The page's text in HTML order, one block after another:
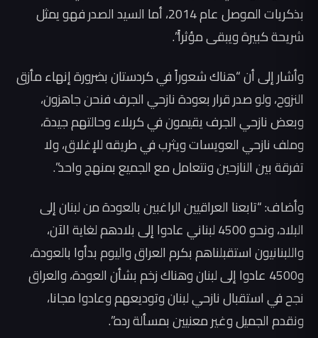
بذكريات الموصل عام 2014، أما السيد الصدر فهو يمثل
شريحة كبيرة ويبقى مؤثراً”.
وأشار إلى أن “هناك شعوراً في كردستان بضرورة إنهاء مأزق
النزوح، ولو صدر قرار بعودة نازحي الجرف فنحن جاهزون،
وبعض نازحي الجرف يقيمون في كربلاء وحالتهم جيدة،
وملف نازحي العويسات ويثرب في طريقه للإغلاق، ولا
تفرقة بين النازحين ونتعامل مع الجميع بمنهج واحد”.
وأضاف: “تابعنا العراقيين الراغبين بالعودة من لبنان إلى
البلاد، ونحو 4500 لبناني عادوا إلى بلادهم لغاية الآن،
واللبنانيون استقبلناهم بكرم العراق واليوم بدأوا بالعودة،
و4500 عادوا إلى لبنان وهناك زخم بشأن العودة، والعراق
نجح في استقبال نازحي لبنان وتوديعهم وعادوا مجانا،
ونقدم الجميل وغير معنيين بمسألة رده”.